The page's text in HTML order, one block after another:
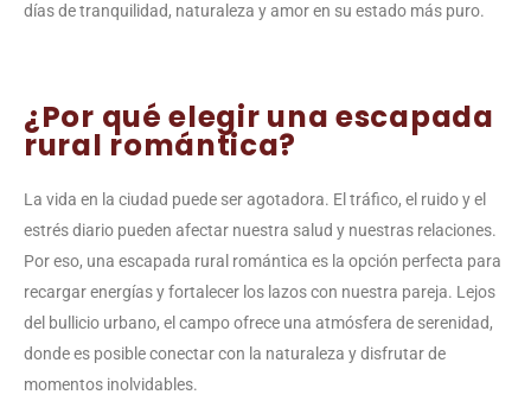
días de tranquilidad, naturaleza y amor en su estado más puro.
¿Por qué elegir una escapada
rural romántica?
La vida en la ciudad puede ser agotadora. El tráfico, el ruido y el
estrés diario pueden afectar nuestra salud y nuestras relaciones.
Por eso, una escapada rural romántica es la opción perfecta para
recargar energías y fortalecer los lazos con nuestra pareja. Lejos
del bullicio urbano, el campo ofrece una atmósfera de serenidad,
donde es posible conectar con la naturaleza y disfrutar de
momentos inolvidables.